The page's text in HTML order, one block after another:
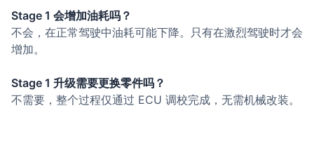
Stage 1 会增加油耗吗？
不会，在正常驾驶中油耗可能下降。只有在激烈驾驶时才会
增加。
Stage 1 升级需要更换零件吗？
不需要，整个过程仅通过 ECU 调校完成，无需机械改装。